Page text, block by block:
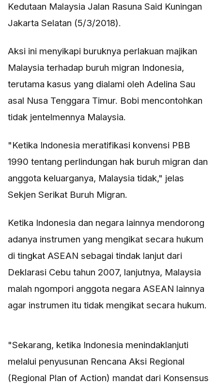
Kedutaan Malaysia Jalan Rasuna Said Kuningan
Jakarta Selatan (5/3/2018).
Aksi ini menyikapi buruknya perlakuan majikan
Malaysia terhadap buruh migran Indonesia,
terutama kasus yang dialami oleh Adelina Sau
asal Nusa Tenggara Timur. Bobi mencontohkan
tidak jentelmennya Malaysia.
"Ketika Indonesia meratifikasi konvensi PBB
1990 tentang perlindungan hak buruh migran dan
anggota keluarganya, Malaysia tidak," jelas
Sekjen Serikat Buruh Migran.
Ketika Indonesia dan negara lainnya mendorong
adanya instrumen yang mengikat secara hukum
di tingkat ASEAN sebagai tindak lanjut dari
Deklarasi Cebu tahun 2007, lanjutnya, Malaysia
malah ngompori anggota negara ASEAN lainnya
agar instrumen itu tidak mengikat secara hukum.
"Sekarang, ketika Indonesia menindaklanjuti
melalui penyusunan Rencana Aksi Regional
(Regional Plan of Action) mandat dari Konsensus